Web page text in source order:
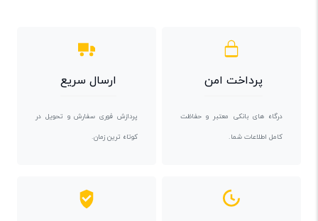
پرداخت امن
درگاه های بانکی معتبر و حفاظت
کامل اطلاعات شما.
ارسال سریع
پردازش فوری سفارش و تحویل در
کوتاه ترین زمان.